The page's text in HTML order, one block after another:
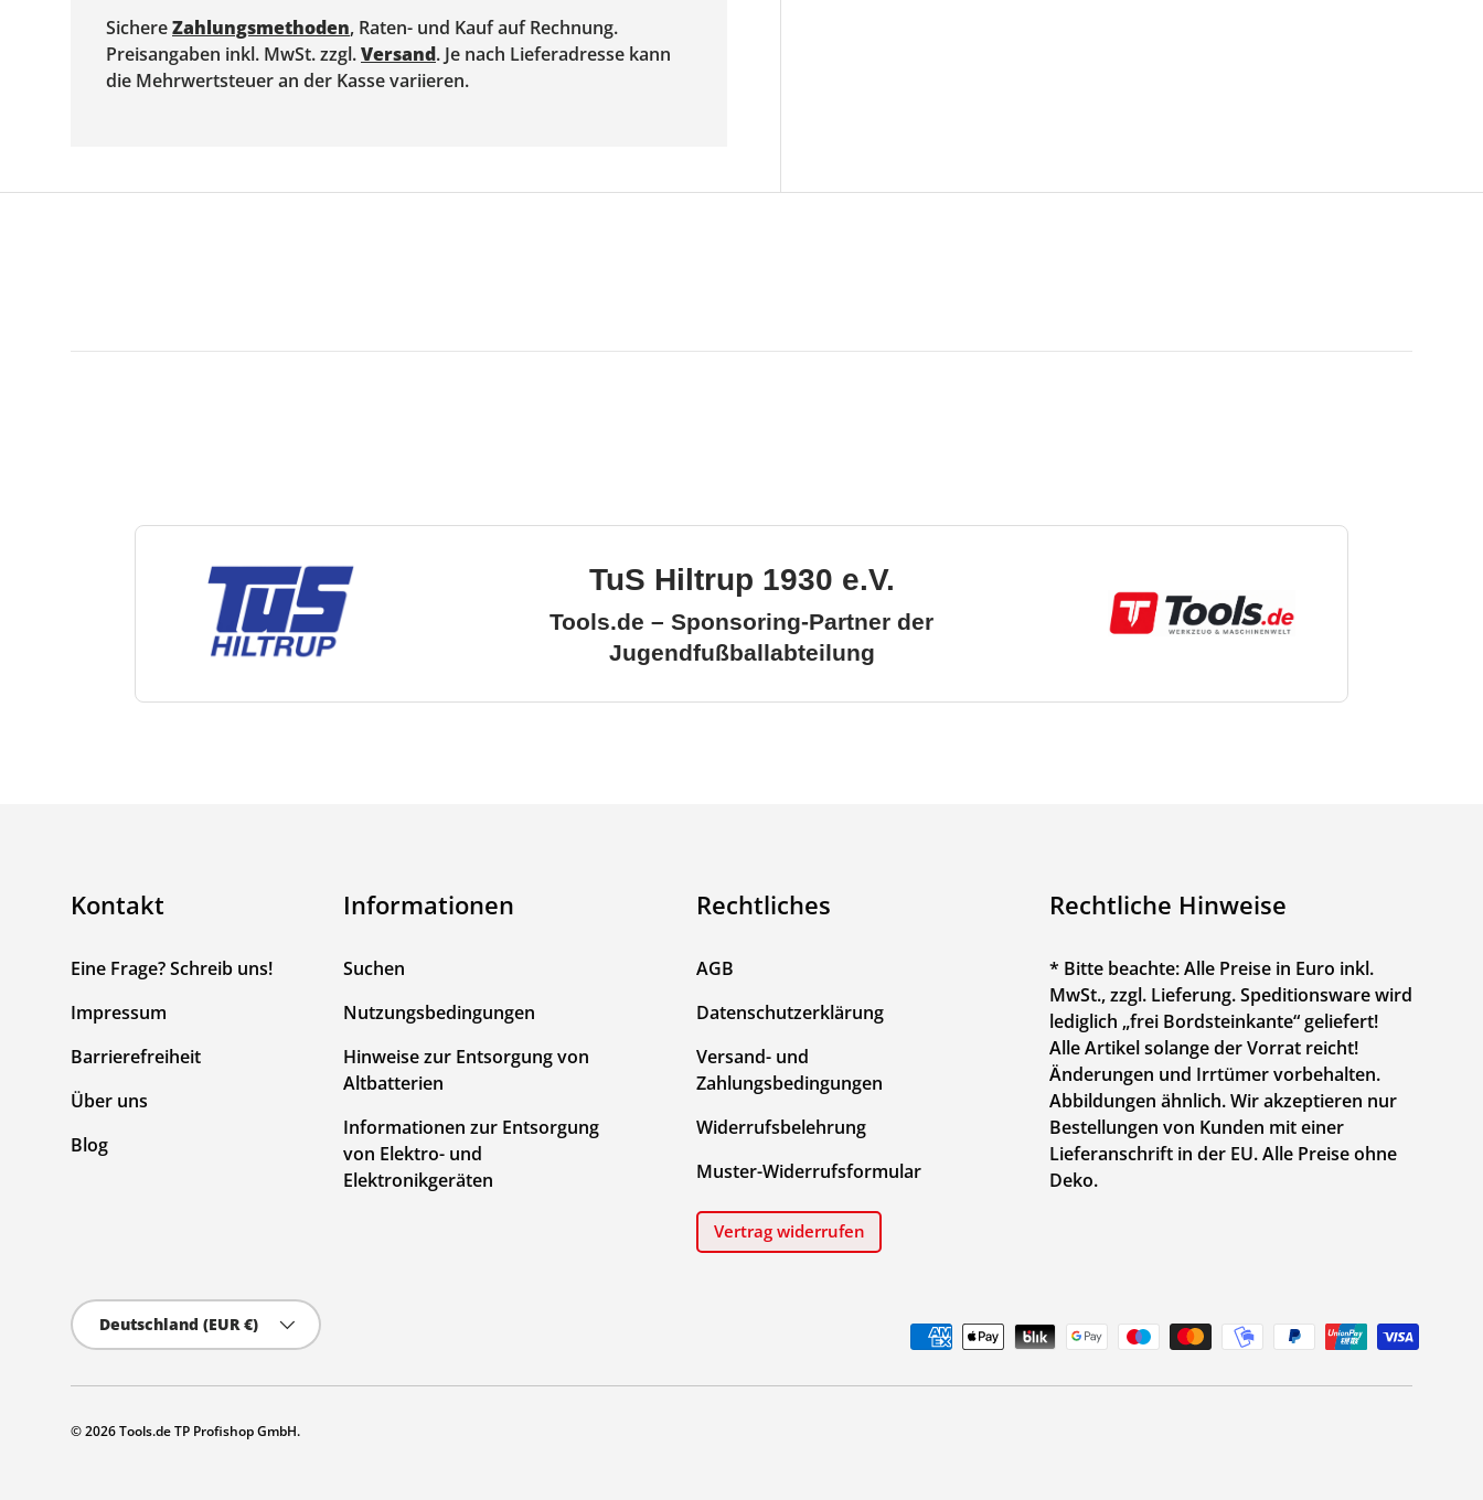
SichereZahlungsmethoden, Raten- und Kauf auf Rechnung.
Preisangaben inkl. MwSt. zzgl.Versand. Je nach Lieferadresse kann
die Mehrwertsteuer an der Kasse variieren.
TuS Hiltrup 1930 e.V.
Tools.de – Sponsoring-Partner der
Jugendfußballabteilung
Kontakt
Eine Frage? Schreib uns!
Impressum
Barrierefreiheit
Über uns
Blog
Informationen
Suchen
Nutzungsbedingungen
Hinweise zur Entsorgung von
Altbatterien
Informationen zur Entsorgung
von Elektro- und
Elektronikgeräten
Rechtliches
AGB
Datenschutzerklärung
Versand- und
Zahlungsbedingungen
Widerrufsbelehrung
Muster-Widerrufsformular
Vertrag widerrufen
Rechtliche Hinweise
* Bitte beachte: Alle Preise in Euro inkl.
MwSt., zzgl. Lieferung. Speditionsware wird
lediglich „frei Bordsteinkante“ geliefert!
Alle Artikel solange der Vorrat reicht!
Änderungen und Irrtümer vorbehalten.
Abbildungen ähnlich. Wir akzeptieren nur
Bestellungen von Kunden mit einer
Lieferanschrift in der EU. Alle Preise ohne
Deko.
Land/Region
Deutschland (EUR €)
© 2026Tools.de TP Profishop GmbH.